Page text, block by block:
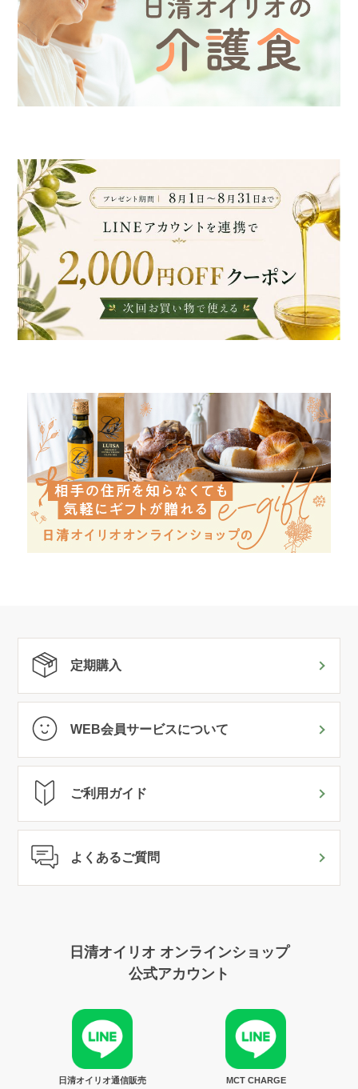
定期購入
WEB会員サービスについて
ご利用ガイド
よくあるご質問
日清オイリオ オンラインショップ
公式アカウント
日清オイリオ通信販売 MCT CHARGE